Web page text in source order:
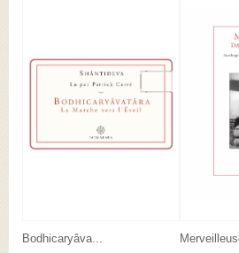
Bodhicaryâva...